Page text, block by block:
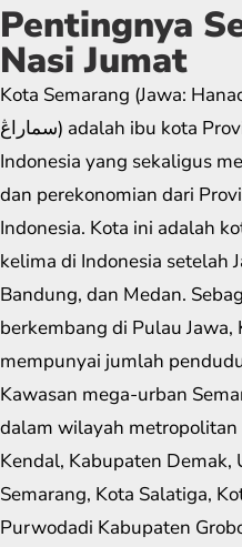
Pentingnya
Nasi Jumat
Kota Semarang (Jawa:
سماراڠ) adalah ibu kota Provinsi Jawa Tengah,
Indonesia yang sekaligus
dan perekonomian dari
Indonesia. Kota ini adalah
kelima di Indonesia setelah
Bandung, dan Medan.
berkembang di Pulau Jawa,
mempunyai jumlah
Kawasan mega-urban
dalam wilayah
Kendal, Kabupaten Demak,
Semarang, Kota Salatiga,
Purwodadi Kabupaten